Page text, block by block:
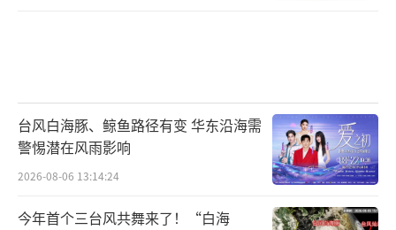
台风白海豚、鲸鱼路径有变 华东沿海需
警惕潜在风雨影响
2026-08-06 13:14:24
今年首个三台风共舞来了！“白海